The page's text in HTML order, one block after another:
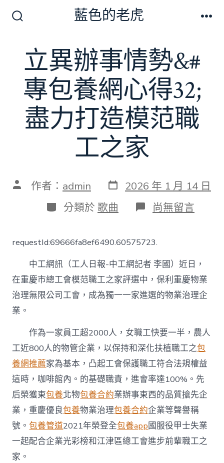
換
開
關
藍色的老虎
立異辦事情勢&#
專包養網心得32;
盡力打造模范職
工之家
文 作者： admin 發
表
日
期
2026 年 1 月 14 日
分
類
分類於 歌曲 在
〈立
辦
事
情
勢
&#
專
包
心
得
32;
盡
力
打
造
模
范
職
工
之
家〉
尚無留言
requestId:69666fa8ef6490.60575723.
中工網訊（工人日報-中工網記者 李國）近日，
在重慶市總工會模范職工之家評選中，保利重慶物業
治理無限公司工會，成為獨一一家進選的物業治理企
業。
作為一家員工超2000人，女職工快要一半，農人
工近800人的物管企業，以保持和深化扶植職工之包
養網推薦家為基本，凸起工會保護職工符合法規權益
這時，咖啡館內。的基礎職責，進會率達100%。先
后榮獲東包養北物包養合約業辦事東西的品質搶先企
業，重慶優良包養物業治理包養合約企業等聲譽稱
號。包養管道2021年榮登全包養app國服役甲士失業
一起配合企業光彩榜和江津區總工會進步前輩職工之
家。